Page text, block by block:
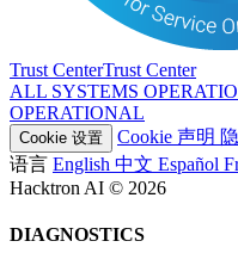
Trust CenterTrust Center
ALL SYSTEMS
OPERATIONAL
Cookie 设置 Cookie 声明
语言 English 中文 Español
Hacktron AI © 2026
DIAGNOSTICS